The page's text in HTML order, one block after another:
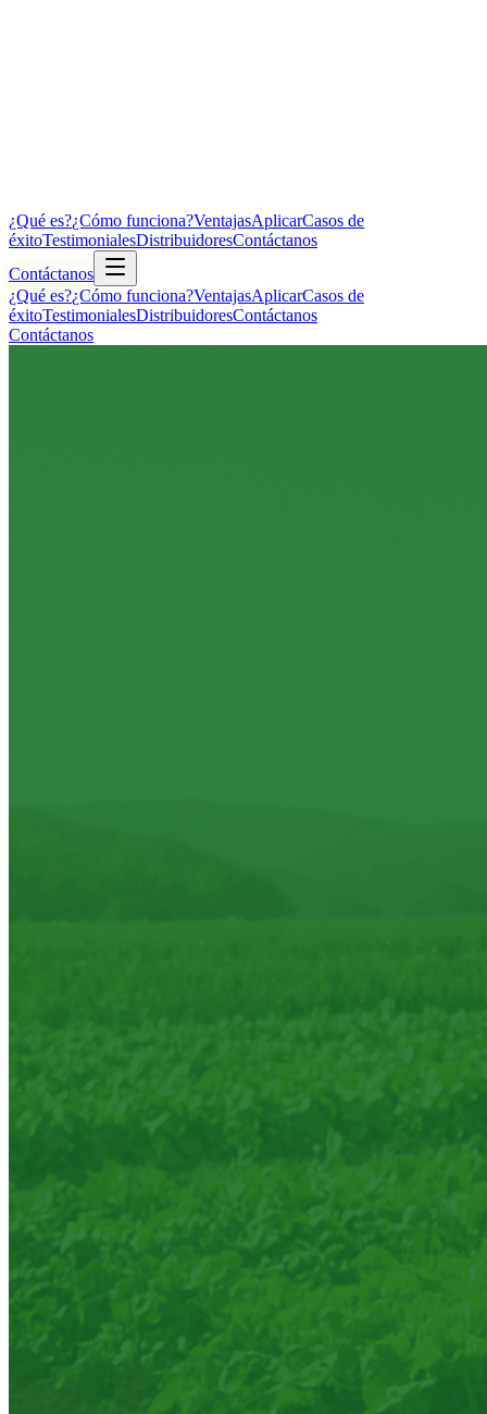
¿Qué es?¿Cómo funciona?VentajasAplicarCasos de
éxitoTestimonialesDistribuidoresContáctanos
Contáctanos
¿Qué es?¿Cómo funciona?VentajasAplicarCasos de
éxitoTestimonialesDistribuidoresContáctanos
Contáctanos